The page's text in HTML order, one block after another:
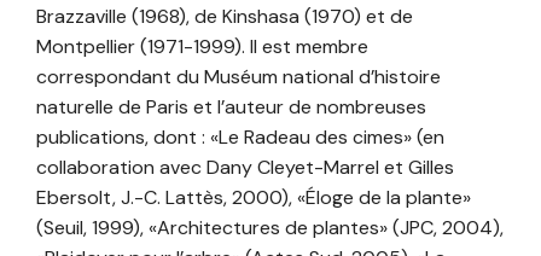
Brazzaville (1968), de Kinshasa (1970) et de
Montpellier (1971-1999). Il est membre
correspondant du Muséum national d’histoire
naturelle de Paris et l’auteur de nombreuses
publications, dont : «Le Radeau des cimes» (en
collaboration avec Dany Cleyet-Marrel et Gilles
Ebersolt, J.-C. Lattès, 2000), «Éloge de la plante»
(Seuil, 1999), «Architectures de plantes» (JPC, 2004),